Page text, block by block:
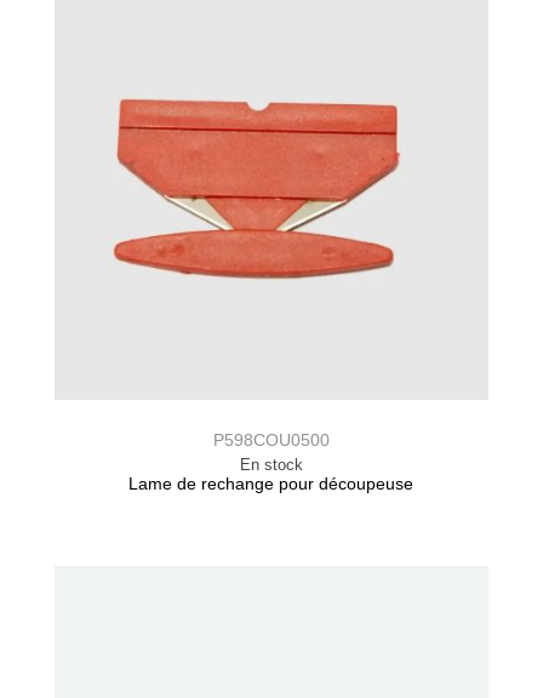
P598COU0500
En stock
Lame de rechange pour découpeuse